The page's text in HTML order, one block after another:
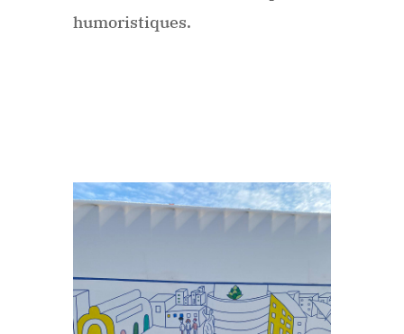
humoristiques.